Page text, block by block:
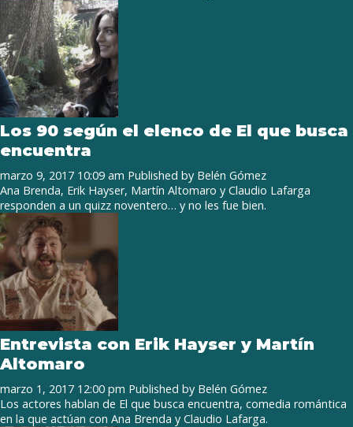
Los 90 según el elenco de El que busca
encuentra
marzo 9, 2017 10:09 am Published by Belén Gómez
Ana Brenda, Erik Hayser, Martín Altomaro y Claudio Lafarga
responden a un quizz noventero… y no les fue bien.
Entrevista con Erik Hayser y Martín
Altomaro
marzo 1, 2017 12:00 pm Published by Belén Gómez
Los actores hablan de El que busca encuentra, comedia romántica
en la que actúan con Ana Brenda y Claudio Lafarga.